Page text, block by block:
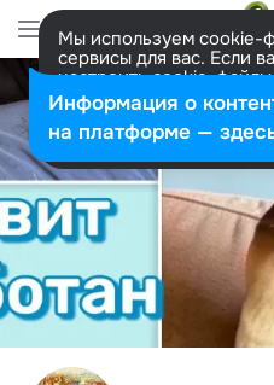
Мы используем cookie-
сервисы для вас. Если
настроить cookie-
представитель. Больше
Разрешить все
Информация о
на платформе —